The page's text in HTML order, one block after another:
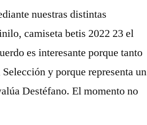
nuestras distintas
camiseta betis 2022 23 el
es interesante porque tanto
y porque representa un
Destéfano. El momento no